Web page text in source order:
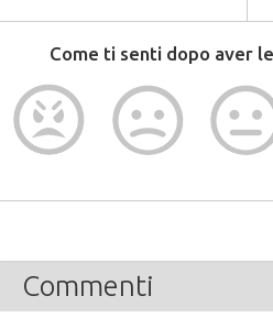
Come ti senti dopo aver
Commenti